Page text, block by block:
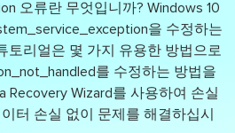
오류란 무엇입니까? Windows 10
을 수정하는
토리얼은 몇 가지 유용한 방법으로
를 수정하는 방법을
Recovery Wizard를 사용하여 손실
터 손실 없이 문제를 해결하십시